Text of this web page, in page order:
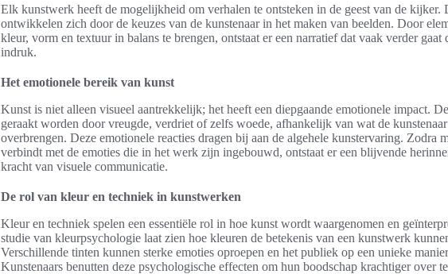
Elk kunstwerk heeft de mogelijkheid om verhalen te ontsteken in de geest van de kijker.
ontwikkelen zich door de keuzes van de kunstenaar in het maken van beelden. Door
kleur, vorm en textuur in balans te brengen, ontstaat er een narratief dat vaak verder gaat
indruk.
Het emotionele bereik van kunst
Kunst is niet alleen visueel aantrekkelijk; het heeft een diepgaande emotionele impact.
geraakt worden door vreugde, verdriet of zelfs woede, afhankelijk van wat de
overbrengen. Deze emotionele reacties dragen bij aan de algehele kunstervaring. Zodra
verbindt met de emoties die in het werk zijn ingebouwd, ontstaat er een blijvende
kracht van visuele communicatie.
De rol van kleur en techniek in kunstwerken
Kleur en techniek spelen een essentiële rol in hoe kunst wordt waargenomen en
studie van kleurpsychologie laat zien hoe kleuren de betekenis van een kunstwerk
Verschillende tinten kunnen sterke emoties oproepen en het publiek op een unieke
Kunstenaars benutten deze psychologische effecten om hun boodschap krachtiger over